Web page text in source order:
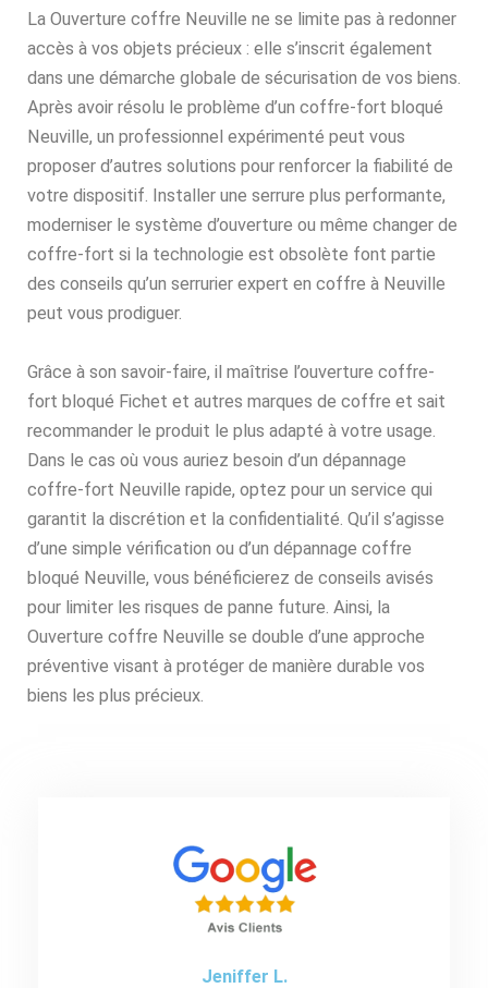
La Ouverture coffre Neuville ne se limite pas à redonner
accès à vos objets précieux : elle s’inscrit également
dans une démarche globale de sécurisation de vos biens.
Après avoir résolu le problème d’un coffre-fort bloqué
Neuville, un professionnel expérimenté peut vous
proposer d’autres solutions pour renforcer la fiabilité de
votre dispositif. Installer une serrure plus performante,
moderniser le système d’ouverture ou même changer de
coffre-fort si la technologie est obsolète font partie
des conseils qu’un serrurier expert en coffre à Neuville
peut vous prodiguer.
Grâce à son savoir-faire, il maîtrise l’ouverture coffre-
fort bloqué Fichet et autres marques de coffre et sait
recommander le produit le plus adapté à votre usage.
Dans le cas où vous auriez besoin d’un dépannage
coffre-fort Neuville rapide, optez pour un service qui
garantit la discrétion et la confidentialité. Qu’il s’agisse
d’une simple vérification ou d’un dépannage coffre
bloqué Neuville, vous bénéficierez de conseils avisés
pour limiter les risques de panne future. Ainsi, la
Ouverture coffre Neuville se double d’une approche
préventive visant à protéger de manière durable vos
biens les plus précieux.
Jeniffer L.